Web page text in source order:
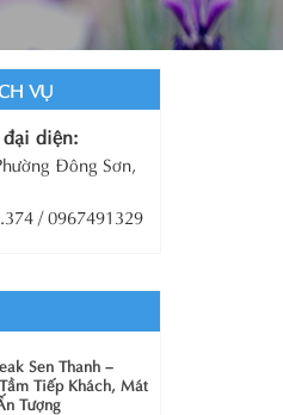
VỤ
diện:
Đông Sơn,
/ 0967491329
Sen Thanh –
Tiếp Khách, Mát
Tượng